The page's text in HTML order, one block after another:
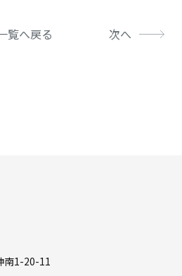
覧へ戻る 次へ
南1-20-11